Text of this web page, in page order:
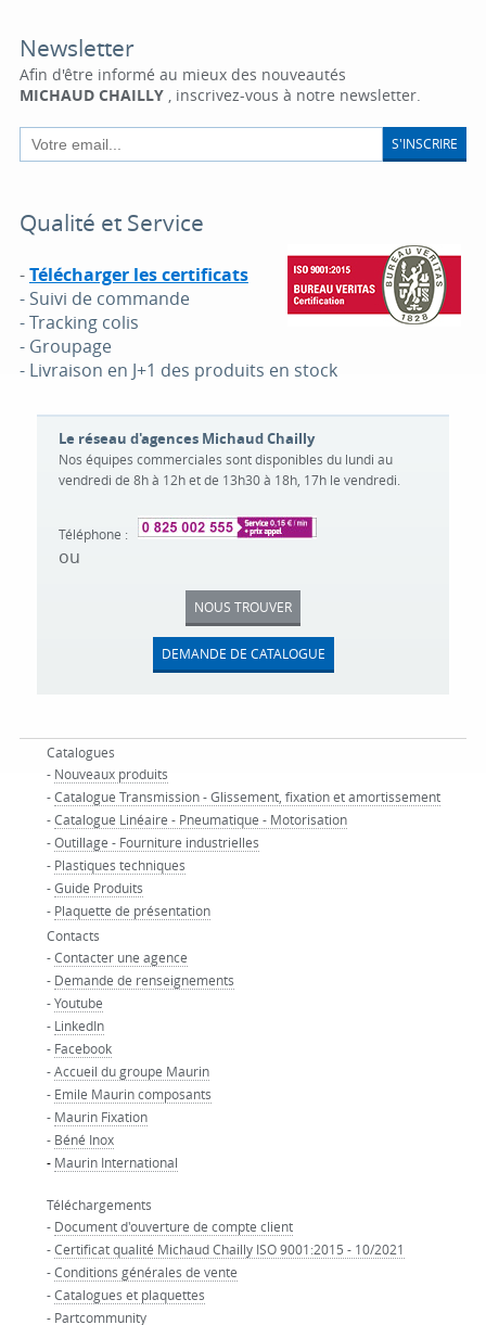
Newsletter
Afin d'être informé au mieux des nouveautés
MICHAUD CHAILLY, inscrivez-vous à notre newsletter.
S'INSCRIRE
Qualité et Service
-Télécharger les certificats
- Suivi de commande
- Tracking colis
- Groupage
- Livraison en J+1 des produits en stock
Le réseau d'agences Michaud Chailly
Nos équipes commerciales sont disponibles du lundi au
vendredi de 8h à 12h et de 13h30 à 18h, 17h le vendredi.
Téléphone :
ou
NOUS TROUVER
DEMANDE DE CATALOGUE
Catalogues
- Nouveaux produits
-Catalogue Transmission - Glissement, fixation et amortissement
-Catalogue Linéaire - Pneumatique - Motorisation
-Outillage - Fourniture industrielles
- Plastiques techniques
-Guide Produits
- Plaquette de présentation
Contacts
-Contacter une agence
- Demande de renseignements
-Youtube
- LinkedIn
- Facebook
-Accueil du groupe Maurin
- Emile Maurin composants
- Maurin Fixation
- Béné Inox
- Maurin International
Téléchargements
- Document d'ouverture de compte client
-Certificat qualité Michaud Chailly ISO 9001:2015 - 10/2021
-Conditions générales de vente
-Catalogues et plaquettes
- Partcommunity